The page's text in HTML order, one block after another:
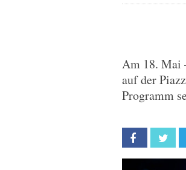
Am 18. Mai
auf der
Programm
Facebook